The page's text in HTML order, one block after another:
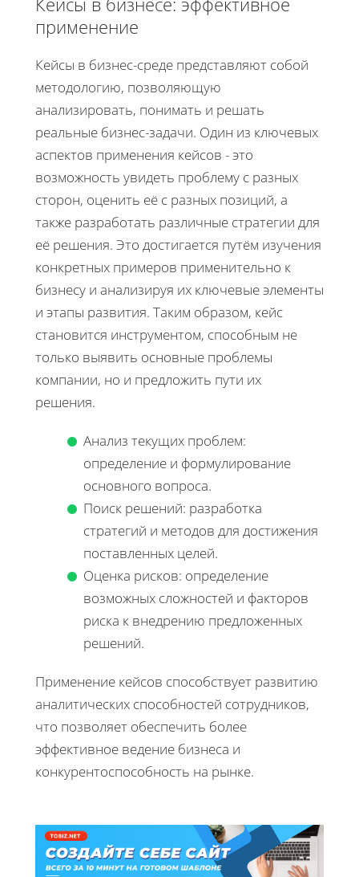
применение
Кейсы в бизнес-среде представляют собой
методологию, позволяющую
анализировать, понимать и решать
реальные бизнес-задачи. Один из ключевых
аспектов применения кейсов - это
возможность увидеть проблему с разных
сторон, оценить её с разных позиций, а
также разработать различные стратегии для
её решения. Это достигается путём изучения
конкретных примеров применительно к
бизнесу и анализируя их ключевые элементы
и этапы развития. Таким образом, кейс
становится инструментом, способным не
только выявить основные проблемы
компании, но и предложить пути их
решения.
Анализ текущих проблем:
определение и формулирование
основного вопроса.
Поиск решений: разработка
стратегий и методов для достижения
поставленных целей.
Оценка рисков: определение
возможных сложностей и факторов
риска к внедрению предложенных
решений.
Применение кейсов способствует развитию
аналитических способностей сотрудников,
что позволяет обеспечить более
эффективное ведение бизнеса и
конкурентоспособность на рынке.